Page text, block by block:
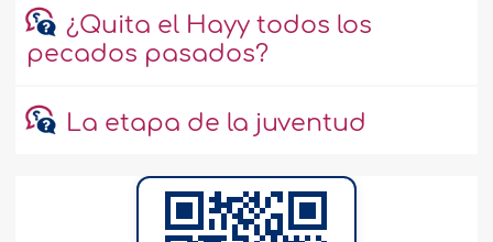
¿Quita el Hayy todos los
pecados pasados?
La etapa de la juventud